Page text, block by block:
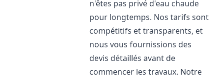
n'êtes pas privé d'eau chaude
pour longtemps. Nos tarifs sont
compétitifs et transparents, et
nous vous fournissions des
devis détaillés avant de
commencer les travaux. Notre